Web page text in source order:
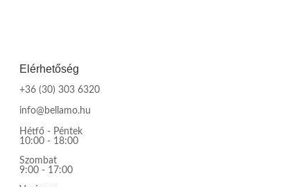
Elérhetőség
+36 (30) 303 6320
info@bellamo.hu
Hétfő - Péntek
10:00 - 18:00
Szombat
9:00 - 17:00